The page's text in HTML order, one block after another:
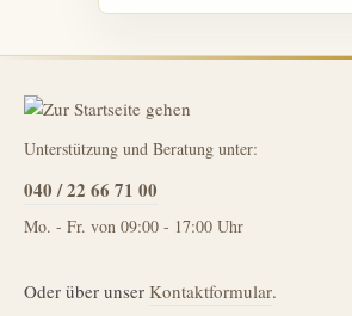
Unterstützung und Beratung unter:
040 / 22 66 71 00
Mo. - Fr. von 09:00 - 17:00 Uhr
Oder über unser Kontaktformular.